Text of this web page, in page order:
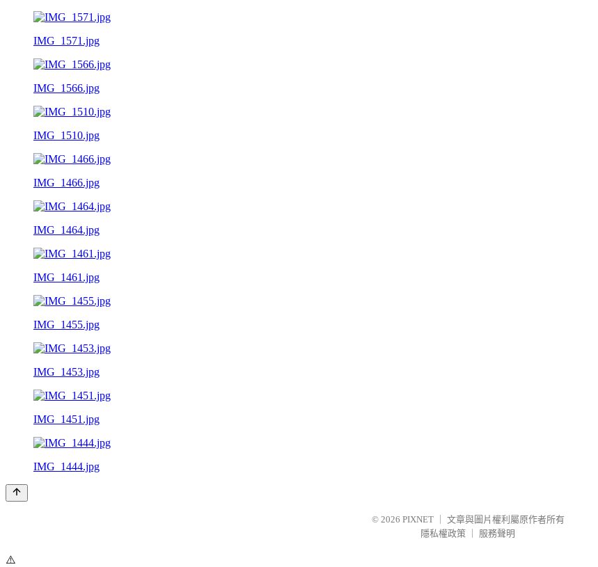
IMG_1571.jpg
IMG_1566.jpg
IMG_1510.jpg
IMG_1466.jpg
IMG_1464.jpg
IMG_1461.jpg
IMG_1455.jpg
IMG_1453.jpg
IMG_1451.jpg
IMG_1444.jpg
© 2026 PIXNET
文章與圖片權利屬原作者所有
隱私權政策
服務聲明
⚠️